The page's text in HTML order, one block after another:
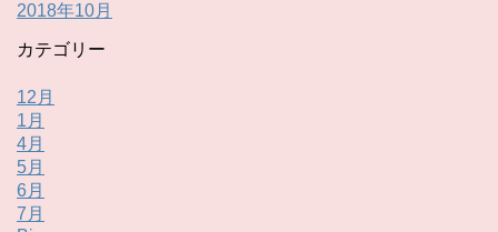
2018年10月
カテゴリー
12月
1月
4月
5月
6月
7月